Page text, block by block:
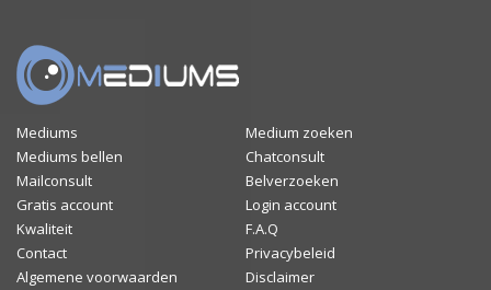
Mediums
Medium zoeken
Mediums bellen
Chatconsult
Mailconsult
Belverzoeken
Gratis account
Login account
Kwaliteit
F.A.Q
Contact
Privacybeleid
Algemene voorwaarden
Disclaimer